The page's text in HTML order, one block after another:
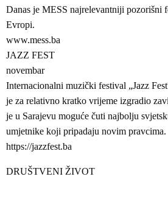
Danas je MESS najrelevantniji pozorišni
Evropi.
www.mess.ba
JAZZ FEST
novembar
Internacionalni muzički festival „Jazz
je za relativno kratko vrijeme izgradio
je u Sarajevu moguće čuti najbolju
umjetnike koji pripadaju novim pravcima.
https://jazzfest.ba
DRUŠTVENI ŽIVOT